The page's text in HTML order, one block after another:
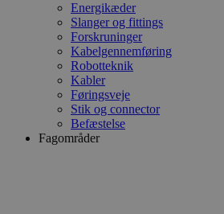
Energikæder
Slanger og fittings
Forskruninger
Kabelgennemføring
Robotteknik
Kabler
Føringsveje
Stik og connector
Befæstelse
Fagområder